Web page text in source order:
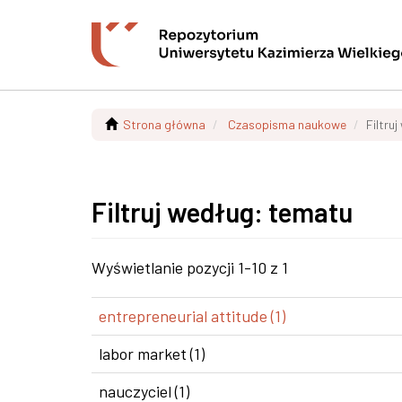
Strona główna Czasopisma naukowe Filtruj
Filtruj według: tematu
Wyświetlanie pozycji 1-10 z 1
entrepreneurial attitude (1)
labor market (1)
nauczyciel (1)